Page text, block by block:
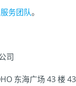
务团队。
司
东海广场 43 楼